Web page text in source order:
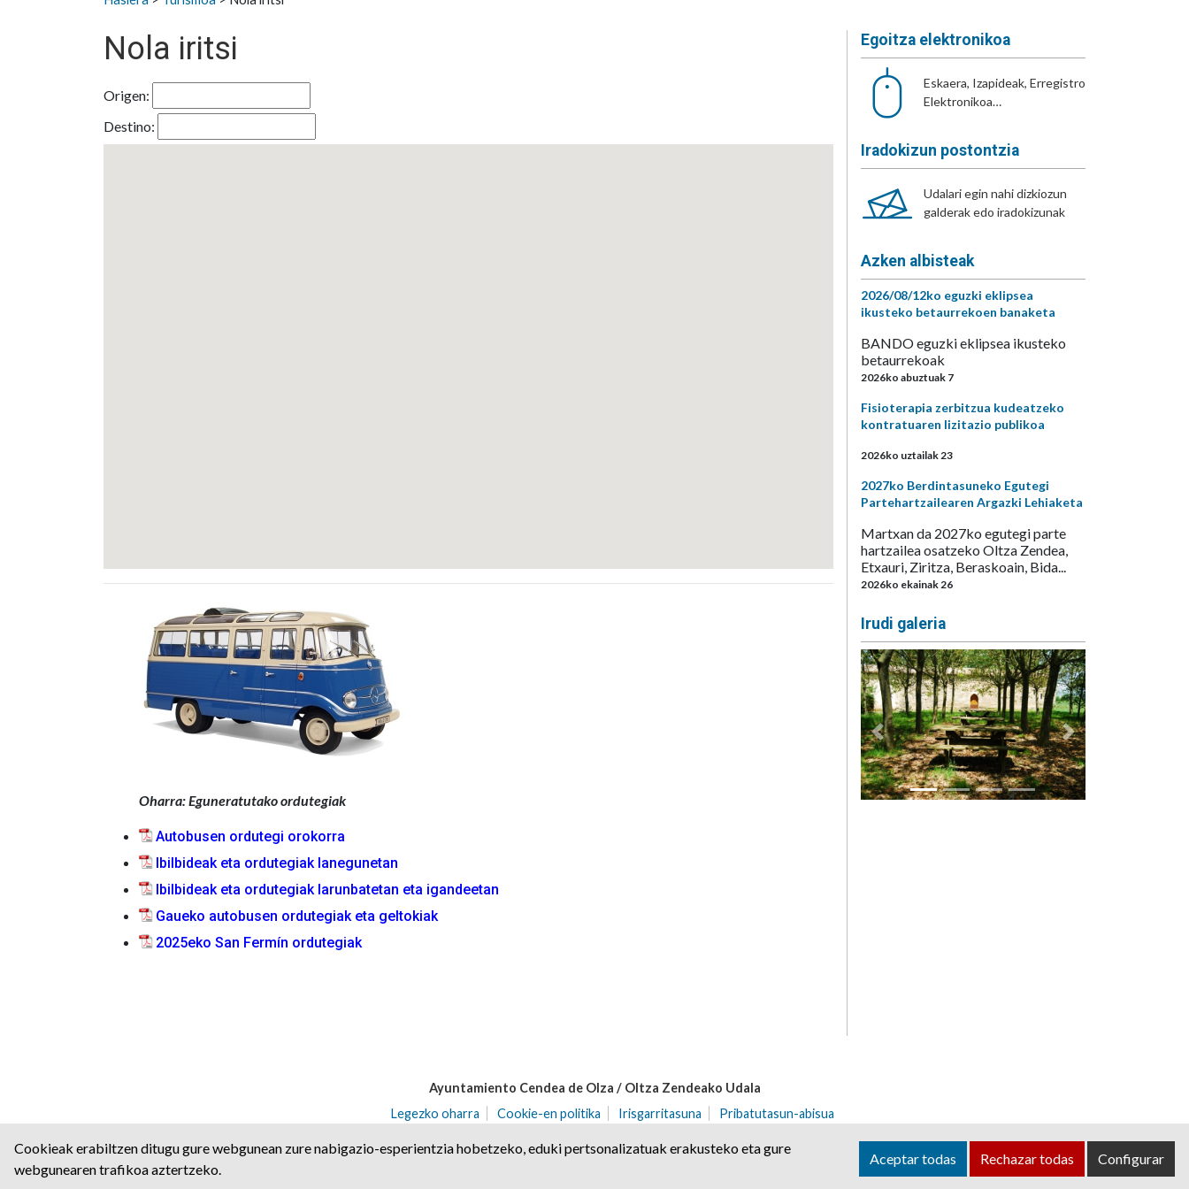
Nola iritsi
Origen:
Destino:
Oharra: Eguneratutako ordutegiak
Autobusen ordutegi orokorra
Ibilbideak eta ordutegiak lanegunetan
Ibilbideak eta ordutegiak larunbatetan eta igandeetan
Gaueko autobusen ordutegiak eta geltokiak
2025eko San Fermín ordutegiak
Egoitza elektronikoa
Eskaera, Izapideak, Erregistro
Elektronikoa…
Iradokizun postontzia
Udalari egin nahi dizkiozun
galderak edo iradokizunak
Azken albisteak
2026/08/12ko eguzki eklipsea
ikusteko betaurrekoen banaketa
BANDO eguzki eklipsea ikusteko
betaurrekoak
2026ko abuztuak 7
Fisioterapia zerbitzua kudeatzeko
kontratuaren lizitazio publikoa
2026ko uztailak 23
2027ko Berdintasuneko Egutegi
Partehartzailearen Argazki Lehiaketa
Martxan da 2027ko egutegi parte
hartzailea osatzeko Oltza Zendea,
Etxauri, Ziritza, Beraskoain, Bida...
2026ko ekainak 26
Irudi galeria
Aurrekoa Hurrengoa
Ayuntamiento Cendea de Olza / Oltza Zendeako Udala
Legezko oharra
Cookie-en politika Irisgarritasuna
Pribatutasun-abisua
cendea@ayuntamientoolza.com
Cookieak erabiltzen ditugu gure webgunean zure nabigazio-esperientzia hobetzeko, eduki pertsonalizatuak erakusteko eta gure
webgunearen trafikoa aztertzeko.
Aceptar todas Rechazar todas Configurar